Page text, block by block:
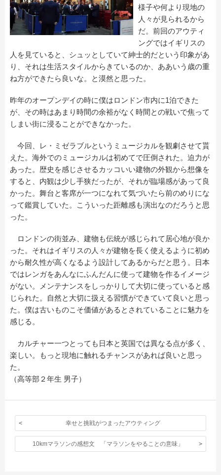
様子や何より現地の
人々が見られるから
だ。前回のアウティ
ングではイギリスの
人を見ていると、シュッとしていて紳士的だという印象があ
り、それは生活スタイルからきているのか、ああいう歳の重
ね方ができたら良いな。と漠然と思った。
昨年のオープンデイの時に僕はロンドン市内に1泊できた
が、その時はあまり時間の余裕がなく時間との戦いで焦って
しまい街に浸ることができなかった。
今回、レ・ミゼラブルというミュージカルを観劇させて貰
えた。海外でのミュージカルは初めてで圧倒された。迫力が
あった。歴史を感じさせるカッコいい建物の外観から想像を
すると、内観は少し手狭だったが、それが臨場感があって良
かった。舞台と客席が一つになれて気づいたら前のめりにな
って鑑賞していた。こういった距離感も演出なのだろうと思
った。
ロンドンの街並み、建物も伝統が感じられて居心地が良か
った。それはイギリスの人々が建物を長く使えるように初め
から耐久性が高くなるよう設計してあるからだと思う。日本
ではレンガをあんなにふんだんに使って建物を作るイメージ
がない。メンテナンスをしっかりして大切に使っていると感
じられた。自然と大切に扱える習慣ができていて良いと思っ
た。僕は古いものこそ価値があるとされていることに魅力を
感じる。
カルチャー一つとっても日本と英国では異なる点が多く、
楽しい。もっと現地に触れるチャンスがあれば良いと思っ
た。
（高等部２年生 男子）
幸せと挑戦がつまったアウティング
10kmマラソンの感想文 「マラソンをやることの意味」